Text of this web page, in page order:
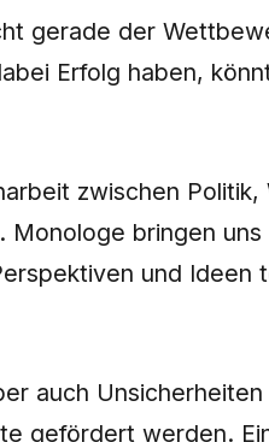
gerade der
Erfolg haben,
zwischen Politik,
bringen
und Ideen
auch
gefördert werden.